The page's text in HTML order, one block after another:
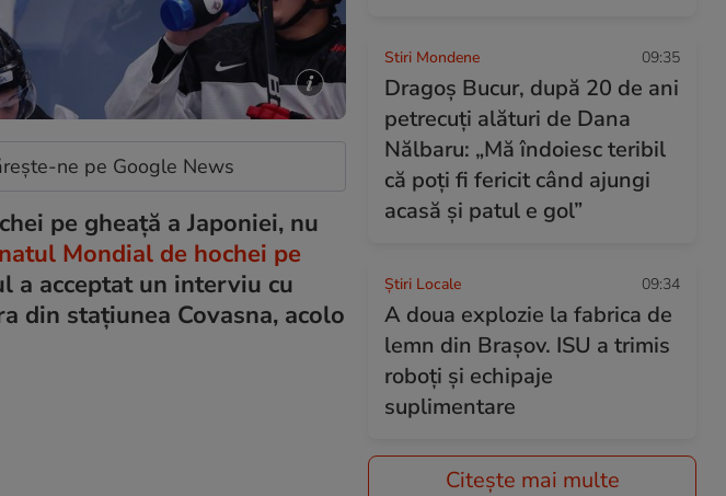
ne pe Google News
pe gheață a Japoniei, nu
Mondial de hochei pe
a acceptat un interviu cu
din stațiunea Covasna, acolo
Stiri Mondene 09:35
Dragoș Bucur, după 20 de ani
petrecuți alături de Dana
Nălbaru: „Mă îndoiesc teribil
că poți fi fericit când ajungi
acasă și patul e gol”
Știri Locale 09:34
A doua explozie la fabrica de
lemn din Brașov. ISU a trimis
roboți și echipaje
suplimentare
Citește mai multe